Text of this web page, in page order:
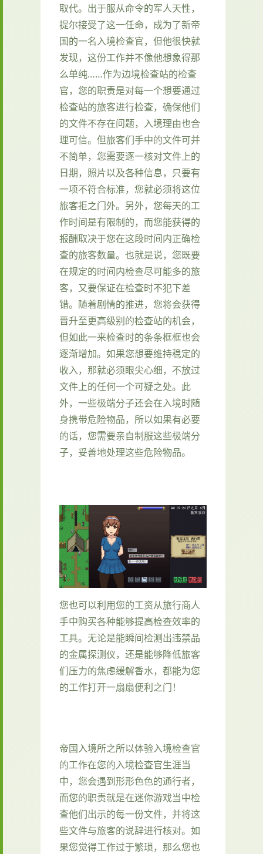
取代。出于服从命令的军人天性，
提尔接受了这一任命，成为了新帝
国的一名入境检查官，但他很快就
发现，这份工作并不像他想象得那
么单纯……作为边境检查站的检查
官，您的职责是对每一个想要通过
检查站的旅客进行检查，确保他们
的文件不存在问题，入境理由也合
理可信。但旅客们手中的文件可并
不简单，您需要逐一核对文件上的
日期，照片以及各种信息，只要有
一项不符合标准，您就必须将这位
旅客拒之门外。另外，您每天的工
作时间是有限制的，而您能获得的
报酬取决于您在这段时间内正确检
查的旅客数量。也就是说，您既要
在规定的时间内检查尽可能多的旅
客，又要保证在检查时不犯下差
错。随着剧情的推进，您将会获得
晋升至更高级别的检查站的机会，
但如此一来检查时的条条框框也会
逐渐增加。如果您想要维持稳定的
收入，那就必须眼尖心细，不放过
文件上的任何一个可疑之处。此
外，一些极端分子还会在入境时随
身携带危险物品，所以如果有必要
的话，您需要亲自制服这些极端分
子，妥善地处理这些危险物品。
您也可以利用您的工资从旅行商人
手中购买各种能够提高检查效率的
工具。无论是能瞬间检测出违禁品
的金属探测仪，还是能够降低旅客
们压力的焦虑缓解香水，都能为您
的工作打开一扇扇便利之门！
帝国入境所之所以体验入境检查官
的工作在您的入境检查官生涯当
中，您会遇到形形色色的通行者，
而您的职责就是在迷你游戏当中检
查他们出示的每一份文件，并将这
些文件与旅客的说辞进行核对。如
果您觉得工作过于繁琐，那么您也